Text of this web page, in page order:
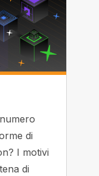
di
I motivi
di